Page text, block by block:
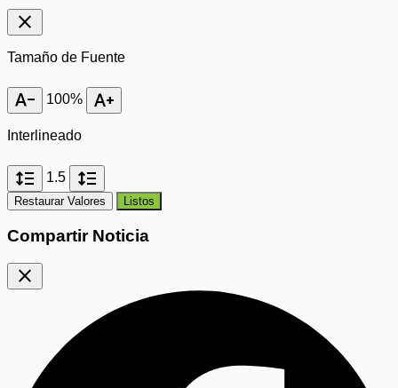
close
Tamaño de Fuente
text_decrease 100% text_increase
Interlineado
format_line_spacing 1.5 format_line_spacing
Restaurar Valores Listos
Compartir Noticia
close